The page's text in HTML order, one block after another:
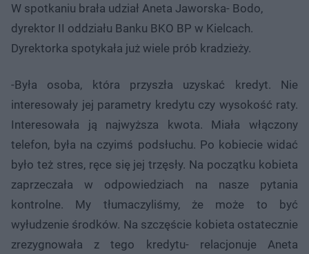
W spotkaniu brała udział Aneta Jaworska- Bodo,
dyrektor II oddziału Banku BKO BP w Kielcach.
Dyrektorka spotykała już wiele prób kradzieży.
-Była osoba, która przyszła uzyskać kredyt. Nie
interesowały jej parametry kredytu czy wysokość raty.
Interesowała ją najwyższa kwota. Miała włączony
telefon, była na czyimś podsłuchu. Po kobiecie widać
było też stres, ręce się jej trzęsły. Na początku kobieta
zaprzeczała w odpowiedziach na nasze pytania
kontrolne. My tłumaczyliśmy, że może to być
wyłudzenie środków. Na szczęście kobieta ostatecznie
zrezygnowała z tego kredytu- relacjonuje Aneta